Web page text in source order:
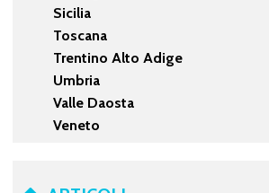
Sicilia
Toscana
Trentino Alto Adige
Umbria
Valle Daosta
Veneto